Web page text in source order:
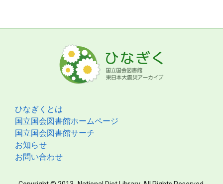
ひなぎくとは
国立国会図書館ホームページ
国立国会図書館サーチ
お知らせ
お問い合わせ